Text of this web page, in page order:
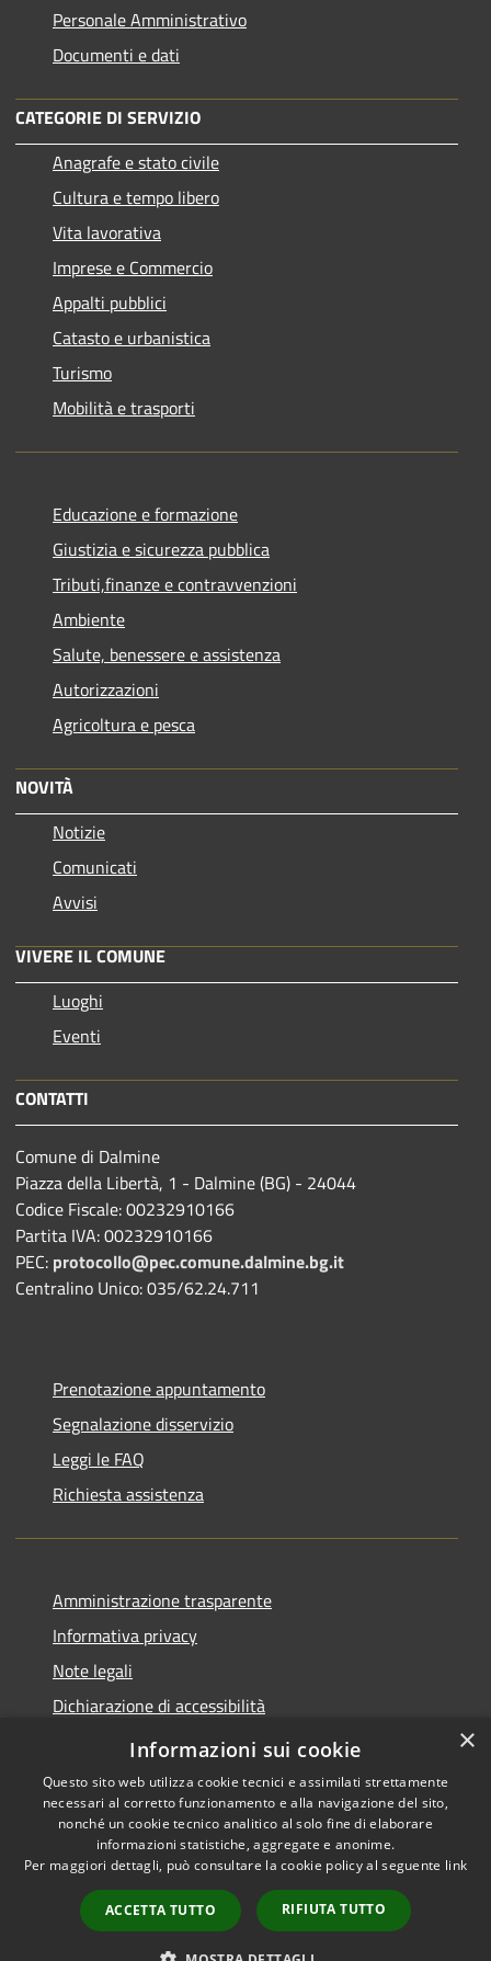
Personale Amministrativo
Documenti e dati
CATEGORIE DI SERVIZIO
Anagrafe e stato civile
Cultura e tempo libero
Vita lavorativa
Imprese e Commercio
Appalti pubblici
Catasto e urbanistica
Turismo
Mobilità e trasporti
Educazione e formazione
Giustizia e sicurezza pubblica
Tributi,finanze e contravvenzioni
Ambiente
Salute, benessere e assistenza
Autorizzazioni
Agricoltura e pesca
NOVITÀ
Notizie
Comunicati
Avvisi
VIVERE IL COMUNE
Luoghi
Eventi
CONTATTI
Comune di Dalmine
Piazza della Libertà, 1 - Dalmine (BG) - 24044
Codice Fiscale: 00232910166
Partita IVA: 00232910166
PEC: protocollo@pec.comune.dalmine.bg.it
Centralino Unico: 035/62.24.711
Prenotazione appuntamento
Segnalazione disservizio
Leggi le FAQ
Richiesta assistenza
Amministrazione trasparente
Informativa privacy
Note legali
Dichiarazione di accessibilità
Piano di miglioramento del sito
Accessibilità
Copyright © 2026 • Comune di
Dalmine • Powered by
Municipium•
Accesso
redazione
×
Informazioni sui cookie
Questo sito web utilizza cookie tecnici e assimilati strettamente
necessari al corretto funzionamento e alla navigazione del sito,
nonché un cookie tecnico analitico al solo fine di elaborare
informazioni statistiche, aggregate e anonime.
Per maggiori dettagli, può consultare la cookie policy al seguente link
ACCETTA TUTTO RIFIUTA TUTTO